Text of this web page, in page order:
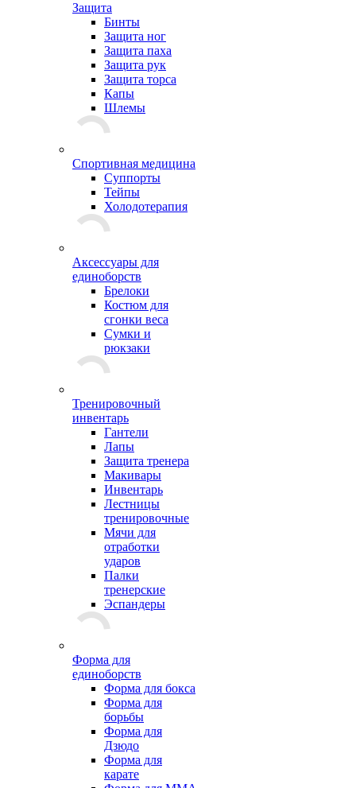
Защита
Бинты
Защита ног
Защита паха
Защита рук
Защита торса
Капы
Шлемы
Спортивная медицина
Суппорты
Тейпы
Холодотерапия
Аксессуары для
единоборств
Брелоки
Костюм для
сгонки веса
Сумки и
рюкзаки
Тренировочный
инвентарь
Гантели
Лапы
Защита тренера
Макивары
Инвентарь
Лестницы
тренировочные
Мячи для
отработки
ударов
Палки
тренерские
Эспандеры
Форма для
единоборств
Форма для бокса
Форма для
борьбы
Форма для
Дзюдо
Форма для
карате